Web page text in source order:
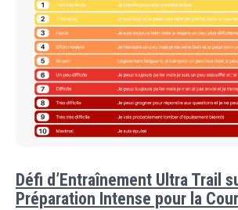
Défi d’Entraînement Ultra Trail
Préparation Intense pour la